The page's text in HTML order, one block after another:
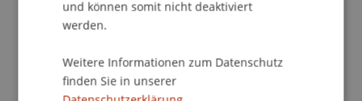
Rundgang durch den Universitätscampus,
Informationsgespräche, massgeschneiderter
Architektur".
und können somit nicht deaktiviert
werden.
Weitere Informationen zum Datenschutz
finden Sie in unserer